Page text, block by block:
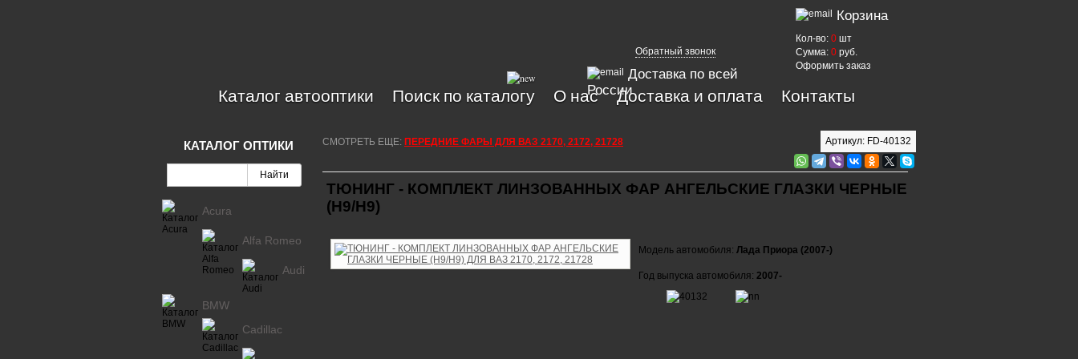
Обратный звонок
Доставка по всей
России
Корзина
Кол-во: 0 шт
Сумма: 0 руб.
Оформить заказ
Каталог автооптики Поиск по каталогу О нас Доставка и оплата Контакты
СМОТРЕТЬ ЕЩЕ: ПЕРЕДНИЕ ФАРЫ ДЛЯ ВАЗ 2170, 2172, 21728 Артикул: FD-40132
ТЮНИНГ - КОМПЛЕКТ ЛИНЗОВАННЫХ ФАР АНГЕЛЬСКИЕ ГЛАЗКИ ЧЕРНЫЕ
(H9/H9)
Модель автомобиля: Лада Приора (2007-)
Год выпуска автомобиля: 2007-
КАТАЛОГ ОПТИКИ
Acura
Alfa Romeo
Audi
BMW
Cadillac